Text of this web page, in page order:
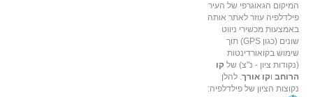
המיקום הגאוגרפי של העיר
פילדלפיה עוזר לאתר אותה
באמצעות מכשירי ניווט
שונים (כגון GPS) תוך
שימוש בקואורדינטות
(נקודות ציון - נ"צ) של קו
הרוחב וקו אורך. להלן
נקוצות הציון של פילדלפיה: